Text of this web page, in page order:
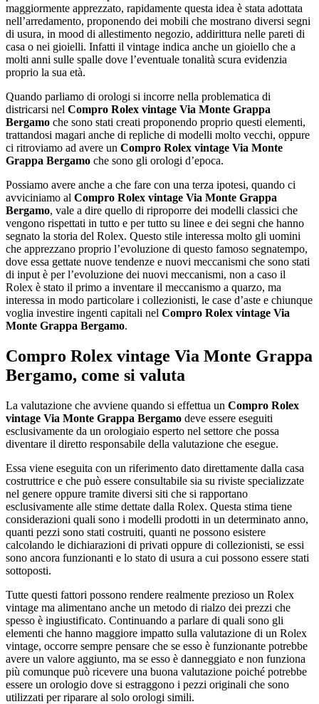
maggiormente apprezzato, rapidamente questa idea è stata adottata
nell’arredamento, proponendo dei mobili che mostrano diversi segni
di usura, in mood di allestimento negozio, addirittura nelle pareti di
casa o nei gioielli. Infatti il vintage indica anche un gioiello che a
molti anni sulle spalle dove l’eventuale tonalità scura evidenzia
proprio la sua età.
Quando parliamo di orologi si incorre nella problematica di
districarsi nel Compro Rolex vintage Via Monte Grappa
Bergamo che sono stati creati proponendo proprio questi elementi,
trattandosi magari anche di repliche di modelli molto vecchi, oppure
ci ritroviamo ad avere un Compro Rolex vintage Via Monte
Grappa Bergamo che sono gli orologi d’epoca.
Possiamo avere anche a che fare con una terza ipotesi, quando ci
avviciniamo al Compro Rolex vintage Via Monte Grappa
Bergamo, vale a dire quello di riproporre dei modelli classici che
vengono rispettati in tutto e per tutto su linee e dei segni che hanno
segnato la storia del Rolex. Questo stile interessa molto gli uomini
che apprezzano proprio l’evoluzione di questo famoso segnatempo,
dove essa gettate nuove tendenze e nuovi meccanismi che sono stati
di input è per l’evoluzione dei nuovi meccanismi, non a caso il
Rolex è stato il primo a inventare il meccanismo a quarzo, ma
interessa in modo particolare i collezionisti, le case d’aste e chiunque
voglia investire ingenti capitali nel Compro Rolex vintage Via
Monte Grappa Bergamo.
Compro Rolex vintage Via Monte Grappa
Bergamo, come si valuta
La valutazione che avviene quando si effettua un Compro Rolex
vintage Via Monte Grappa Bergamo deve essere eseguiti
esclusivamente da un orologiaio esperto nel settore che possa
diventare il diretto responsabile della valutazione che esegue.
Essa viene eseguita con un riferimento dato direttamente dalla casa
costruttrice e che può essere consultabile sia su riviste specializzate
nel genere oppure tramite diversi siti che si rapportano
esclusivamente alle stime dettate dalla Rolex. Questa stima tiene
considerazioni quali sono i modelli prodotti in un determinato anno,
quanti pezzi sono stati costruiti, quanti ne possono esistere
calcolando le dichiarazioni di privati oppure di collezionisti, se essi
sono ancora funzionanti e lo stato di usura a cui possono essere stati
sottoposti.
Tutte questi fattori possono rendere realmente prezioso un Rolex
vintage ma alimentano anche un metodo di rialzo dei prezzi che
spesso è ingiustificato. Continuando a parlare di quali sono gli
elementi che hanno maggiore impatto sulla valutazione di un Rolex
vintage, occorre sempre pensare che se esso è funzionante potrebbe
avere un valore aggiunto, ma se esso è danneggiato e non funziona
più comunque può ricevere una buona valutazione poiché potrebbe
essere un orologio dove si estraggono i pezzi originali che sono
utilizzati per riparare al solo orologi simili.